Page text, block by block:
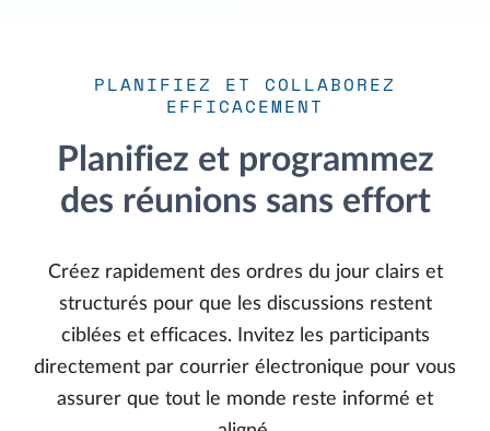
PLANIFIEZ ET COLLABOREZ
EFFICACEMENT
Planifiez et programmez
des réunions sans effort
Créez rapidement des ordres du jour clairs et
structurés pour que les discussions restent
ciblées et efficaces. Invitez les participants
directement par courrier électronique pour vous
assurer que tout le monde reste informé et